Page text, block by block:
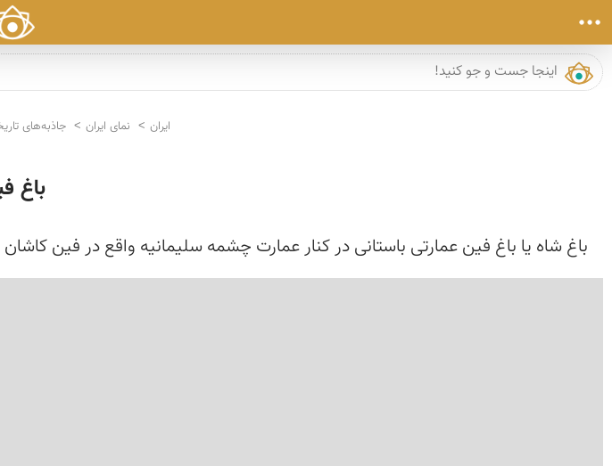
ایران نمای ایران جاذبه‌های
باغ
باغ شاه یا باغ فین عمارتی باستانی در کنار عمارت چشمه سلیمانیه واقع در فین